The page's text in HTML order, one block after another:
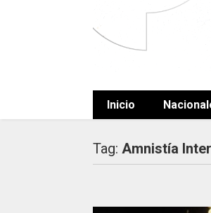
Inicio
Tag: Amnistía